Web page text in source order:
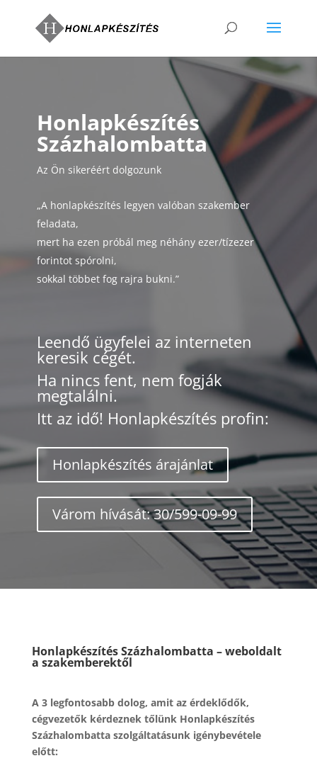
Honlapkészítés
Százhalombatta
Az Ön sikeréért dolgozunk
„A honlapkészítés legyen valóban szakember
feladata,
mert ha ezen próbál meg néhány ezer/tízezer
forintot spórolni,
sokkal többet fog rajra bukni.”
Leendő ügyfelei az interneten
keresik cégét.
Ha nincs fent, nem fogják
megtalálni.
Itt az idő! Honlapkészítés profin:
Honlapkészítés árajánlat
Várom hívását: 30/599-09-99
Honlapkészítés Százhalombatta – weboldalt
a szakemberektől
A 3 legfontosabb dolog, amit az érdeklődők,
cégvezetők kérdeznek tőlünk Honlapkészítés
Százhalombatta szolgáltatásunk igénybevétele
előtt: